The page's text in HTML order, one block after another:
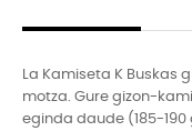
La Kamiseta K Buskas
motza. Gure gizon-
eginda daude (185-190